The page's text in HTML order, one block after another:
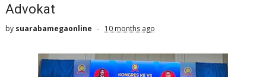
Advokat
by suarabamegaonline 10 months ago